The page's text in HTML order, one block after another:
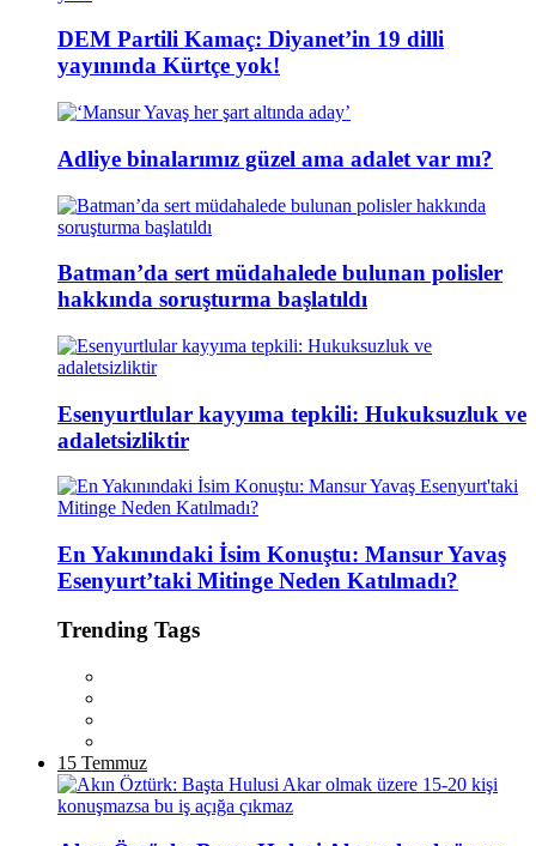
DEM Partili Kamaç: Diyanet’in 19 dilli
yayınında Kürtçe yok!
Adliye binalarımız güzel ama adalet var mı?
Batman’da sert müdahalede bulunan polisler
hakkında soruşturma başlatıldı
Esenyurtlular kayyıma tepkili: Hukuksuzluk ve
adaletsizliktir
En Yakınındaki İsim Konuştu: Mansur Yavaş
Esenyurt’taki Mitinge Neden Katılmadı?
Trending Tags
15 Temmuz